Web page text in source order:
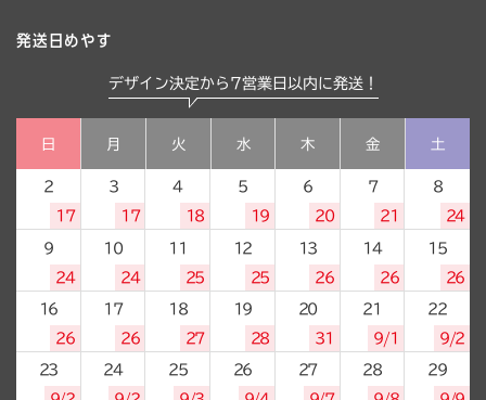
発送日めやす
デザイン決定から7営業日以内に発送！
日 月 火 水 木 金 土
2
17
3
17
4
18
5
19
6
20
7
21
8
24
9
24
10
24
11
25
12
25
13
26
14
26
15
26
16
26
17
26
18
27
19
28
20
31
21
9/1
22
9/2
23
24
25
26
27
28
29